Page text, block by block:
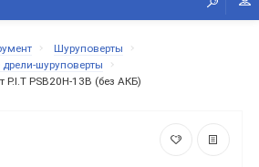
Шуруповерты
шуруповерты
PSB20H-13B (без АКБ)